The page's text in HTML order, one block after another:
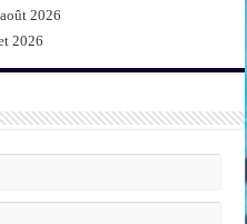
2026
2026